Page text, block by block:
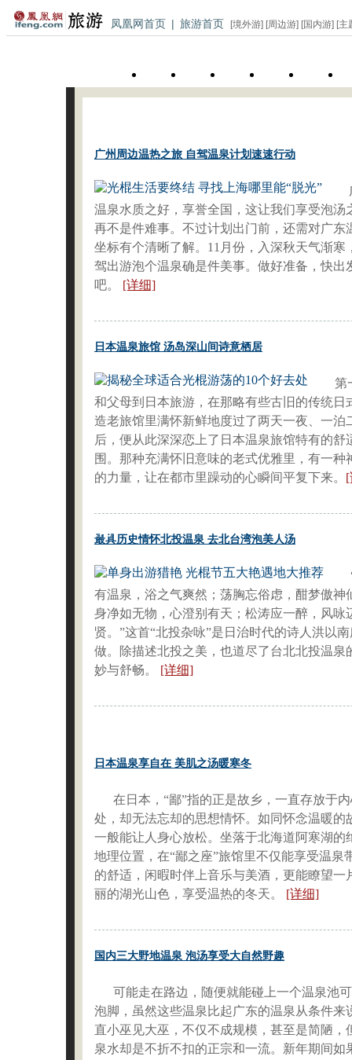
凤凰网首页 | 旅游首页 [境外游] [周边游] [国内游] [主
首页 北京 上海 成都 广州 美食
要闻
广州周边温热之旅 自驾温泉计划速速行动
温泉水质之好，享誉全国，这让我们享受泡汤
再不是件难事。不过计划出门前，还需对广东
坐标有个清晰了解。11月份，入深秋天气渐寒
驾出游泡个温泉确是件美事。做好准备，快出
吧。 [详细]
日本温泉旅馆 汤岛深山间诗意栖居
第
和父母到日本旅游，在那略有些古旧的传统日
造老旅馆里满怀新鲜地度过了两天一夜、一泊
后，便从此深深恋上了日本温泉旅馆特有的舒
围。那种充满怀旧意味的老式优雅里，有一种
的力量，让在都市里躁动的心瞬间平复下来。 [
最具历史情怀北投温泉 去北台湾泡美人汤
有温泉，浴之气爽然；荡胸忘俗虑，酣梦傲神
身净如无物，心澄别有天；松涛应一醉，风咏
贤。”这首“北投杂咏”是日治时代的诗人洪以
做。除描述北投之美，也道尽了台北北投温泉
妙与舒畅。 [详细]
日本温泉享自在 美肌之汤暖寒冬
在日本，“鄙”指的正是故乡，一直存放于
处，却无法忘却的思想情怀。如同怀念温暖的
一般能让人身心放松。坐落于北海道阿寒湖的
地理位置，在“鄙之座”旅馆里不仅能享受温泉
的舒适，闲暇时伴上音乐与美酒，更能瞭望一
丽的湖光山色，享受温热的冬天。 [详细]
国内三大野地温泉 泡汤享受大自然野趣
可能走在路边，随便就能碰上一个温泉池
泡脚，虽然这些温泉比起广东的温泉从条件来
直小巫见大巫，不仅不成规模，甚至是简陋，
泉水却是不折不扣的正宗和一流。新年期间如